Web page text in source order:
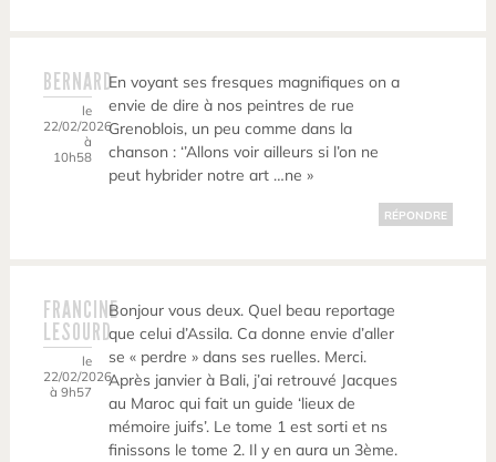
BERNARD
le
22/02/2026
à
10h58
En voyant ses fresques magnifiques on a
envie de dire à nos peintres de rue
Grenoblois, un peu comme dans la
chanson : ‘’Allons voir ailleurs si l’on ne
peut hybrider notre art …ne »
RÉPONDRE
FRANCINE
LESOURD
le
22/02/2026
à 9h57
Bonjour vous deux. Quel beau reportage
que celui d’Assila. Ca donne envie d’aller
se « perdre » dans ses ruelles. Merci.
Après janvier à Bali, j’ai retrouvé Jacques
au Maroc qui fait un guide ‘lieux de
mémoire juifs’. Le tome 1 est sorti et ns
finissons le tome 2. Il y en aura un 3ème.